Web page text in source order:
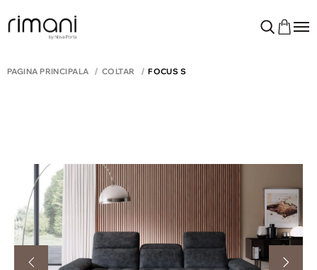
PAGINA PRINCIPALĂ COLTAR FOCUS S